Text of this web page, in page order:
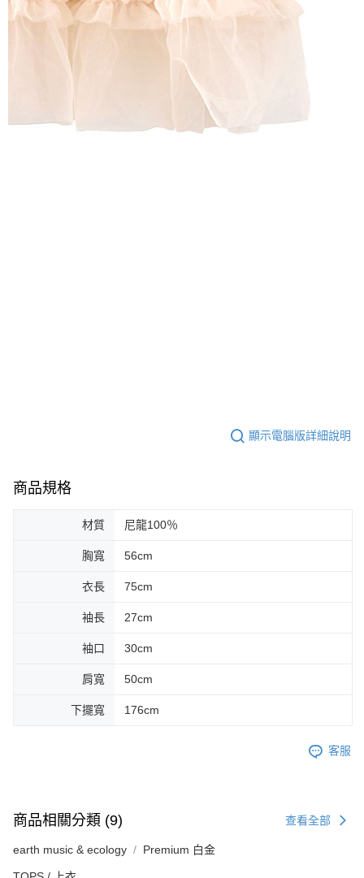
顯示電腦版詳細說明
商品規格
材質 尼龍100％
胸寬 56cm
衣長 75cm
袖長 27cm
袖口 30cm
肩寬 50cm
下擺寬 176cm
客服
商品相關分類 (9) 查看全部
earth music & ecology Premium 白金